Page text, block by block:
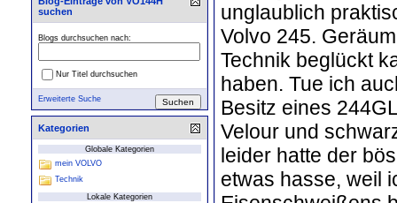
unglaublich
Volvo 245.
Technik beglückt
haben. Tue ich
Besitz eines
Velour und
leider hatte der
etwas hasse, weil
suchen
Blogs durchsuchen nach:
Nur Titel durchsuchen
Erweiterte Suche
Kategorien
Globale Kategorien
mein VOLVO
Technik
Lokale Kategorien